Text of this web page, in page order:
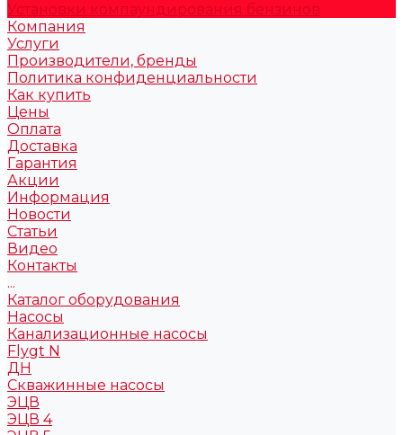
Установки компаундирования бензинов
Компания
Услуги
Производители, бренды
Политика конфиденциальности
Как купить
Цены
Оплата
Доставка
Гарантия
Акции
Информация
Новости
Статьи
Видео
Контакты
...
Каталог оборудования
Насосы
Канализационные насосы
Flygt N
ДН
Скважинные насосы
ЭЦВ
ЭЦВ 4